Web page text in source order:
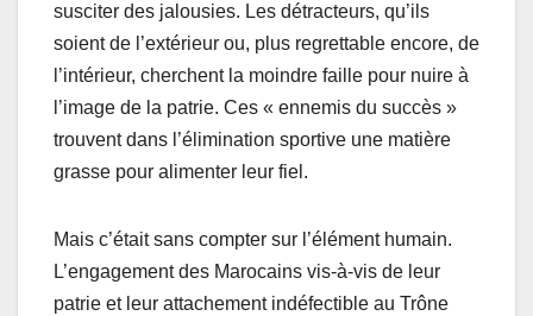
susciter des jalousies. Les détracteurs, qu’ils
soient de l’extérieur ou, plus regrettable encore, de
l’intérieur, cherchent la moindre faille pour nuire à
l’image de la patrie. Ces « ennemis du succès »
trouvent dans l’élimination sportive une matière
grasse pour alimenter leur fiel.
Mais c’était sans compter sur l’élément humain.
L’engagement des Marocains vis-à-vis de leur
patrie et leur attachement indéfectible au Trône